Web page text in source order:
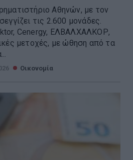
Αθηνών, με τον
τις 2.600 μονάδες.
Cenergy, ΕΛΒΑΛΧΑΛΚΟΡ,
μετοχές, με ώθηση από τα
Οικονομία